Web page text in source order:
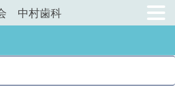
中村歯科